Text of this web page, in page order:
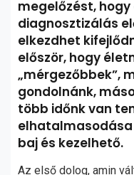
megelőzést,
diagnosztizálás
elkezdhet
először, hogy
„mérgezőbbek”,
gondolnánk,
több időnk van
elhatalmasodása
baj és kezelhető.
Az első dolog, amin